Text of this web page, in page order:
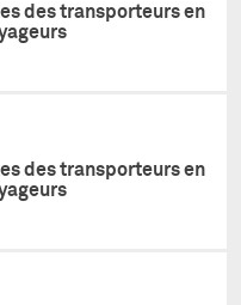
des transporteurs en
des transporteurs en